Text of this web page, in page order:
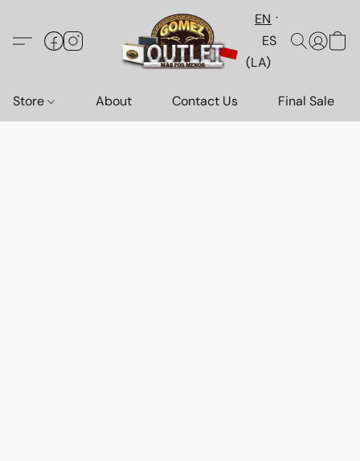
EN
ES
(LA)
Store About Contact Us Final Sale